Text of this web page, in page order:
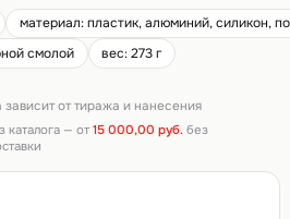
материал: пластик, алюминий, силикон,
смолой
вес: 273 г
зависит от тиража и нанесения
каталога — от15 000,00 руб. без